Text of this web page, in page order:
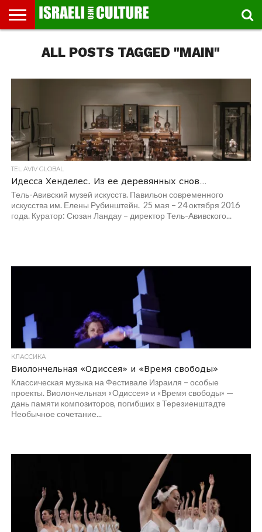
МУЗЕИ
СТРАНА
ФЕСТИВАЛЕЙ
ТЕАТР
КНИГИ.
ТЕКСТЫ
МУЗЫКА
РЕЛИГИЯ/
ИСТОРИЯ
ДВИЖЕНИЕ
ДЕТИ
ВЫХОДНОГО
МАРШРУТЫ
ПРОГУЛЬЩИКА
ВИДЕО-
РЕЧИ
ВПЕЧАТЛЕНИЯ
ВСТРЕЧИ
ИНТЕРВЬЮ
КИНО
AVIVALL POSTS TAGGED "MAIN"
TEL AVIV GLOBAL
Идесса Хенделес. Из ее деревянных снов…
Тель-Авивский музей искусств. Павильон современного
искусства им. Елены Рубинштейн. 25 мая – 24 октября 2016
года. Куратор: Сюзан Ландау – директор Тель-Авивского...
КЛАССИКА
Виолончельная «Одиссея» и «Время свободы»
Классическая музыка на Фестивале Израиля – особые
проекты. Виолончельная «Одиссея» и «Время свободы» —
дань памяти композиторов, погибших в Терезиенштадте
Необычное сочетание...